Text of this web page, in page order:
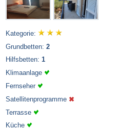
Kategorie:
Grundbetten: 2
Hilfsbetten: 1
Klimaanlage
Fernseher
Satellitenprogramme
Terrasse
Küche